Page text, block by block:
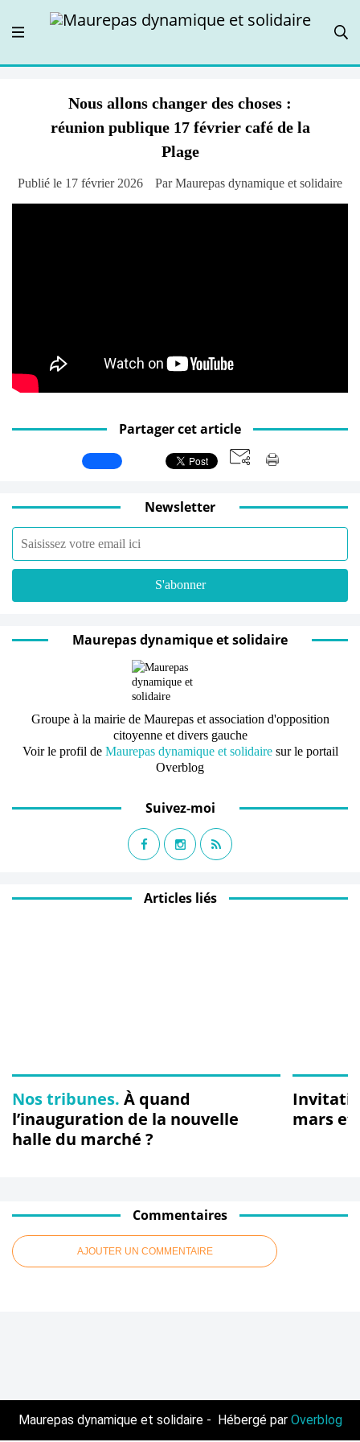
Nous allons changer des choses :
réunion publique 17 février café de la
Plage
Publié le 17 février 2026 Par Maurepas dynamique et solidaire
Partager cet article
Newsletter
Maurepas dynamique et solidaire
Groupe à la mairie de Maurepas et association d'opposition
citoyenne et divers gauche
Voir le profil de Maurepas dynamique et solidairesur le portail
Overblog
Suivez-moi
Articles liés
Nos tribunes. À quand
l’inauguration de la nouvelle
halle du marché ?
mars et
Commentaires
AJOUTER UN COMMENTAIRE
Maurepas dynamique et solidaire - Hébergé par Overblog